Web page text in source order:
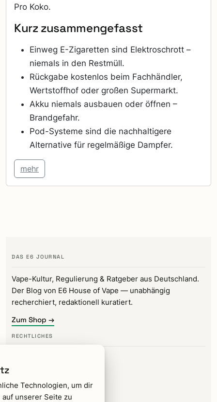
Pro Koko.
Kurz zusammengefasst
Einweg E-Zigaretten sind Elektroschrott –
niemals in den Restmüll.
Rückgabe kostenlos beim Fachhändler,
Wertstoffhof oder großen Supermarkt.
Akku niemals ausbauen oder öffnen –
Brandgefahr.
Pod-Systeme sind die nachhaltigere
Alternative für regelmäßige Dampfer.
mehr
DAS E6 JOURNAL
Vape-Kultur, Regulierung & Ratgeber aus Deutschland.
Der Blog von E6 House of Vape — unabhängig
recherchiert, redaktionell kuratiert.
Zum Shop →
RECHTLICHES
Kontakt
Technologien, um dir
unserer Seite zu